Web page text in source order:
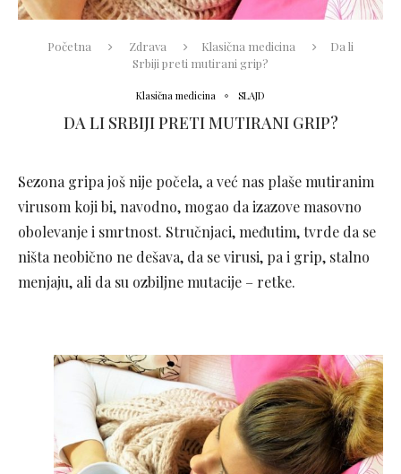
Početna Zdrava Klasična medicina
Da li
Srbiji preti mutirani grip?
Klasična medicina SLAJD
DA LI SRBIJI PRETI MUTIRANI GRIP?
Sezona gripa još nije počela, a već nas plaše mutiranim
virusom koji bi, navodno, mogao da izazove masovno
obolevanje i smrtnost. Stručnjaci, međutim, tvrde da se
ništa neobično ne dešava, da se virusi, pa i grip, stalno
menjaju, ali da su ozbiljne mutacije – retke.